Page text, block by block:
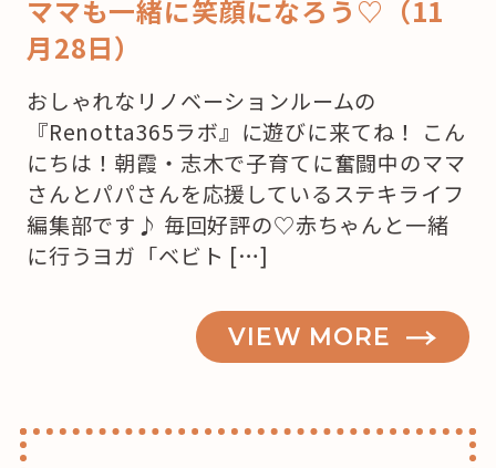
ママも一緒に笑顔になろう♡（11
月28日）
おしゃれなリノベーションルームの
『Renotta365ラボ』に遊びに来てね！ こん
にちは！朝霞・志木で子育てに奮闘中のママ
さんとパパさんを応援しているステキライフ
編集部です♪ 毎回好評の♡赤ちゃんと一緒
に行うヨガ「ベビト […]
VIEW MORE